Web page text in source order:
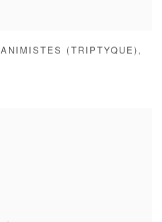
ANIMISTES (TRIPTYQUE) ,